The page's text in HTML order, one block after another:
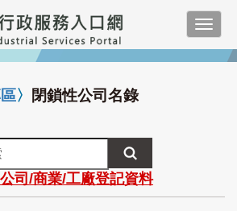
〉 閉鎖性公司名錄
公司/商業/工廠登記資料